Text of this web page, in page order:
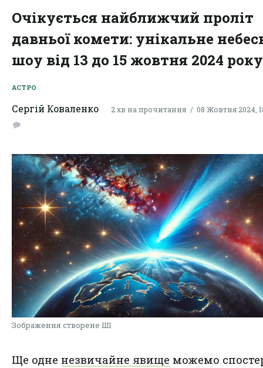
Очікується найближчий проліт
давньої комети: унікальне
шоу від 13 до 15 жовтня 2024
АСТРО
Сергій Коваленко 2 хв на прочитання 08 Жовтня 2024,
Зображення створене ШІ
Ще одне незвичайне явище можемо